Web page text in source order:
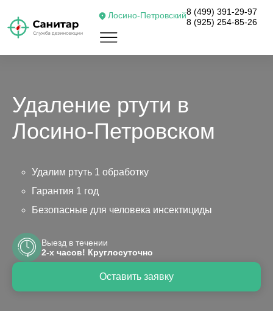
Лосино-Петровский8 (499) 391-29-97
8 (925) 254-85-26
Удаление ртути в
Лосино-Петровском
Удалим ртуть 1 обработку
Гарантия 1 год
Безопасные для человека инсектициды
Оставить заявку
Выезд в течении
2-х часов! Круглосуточно